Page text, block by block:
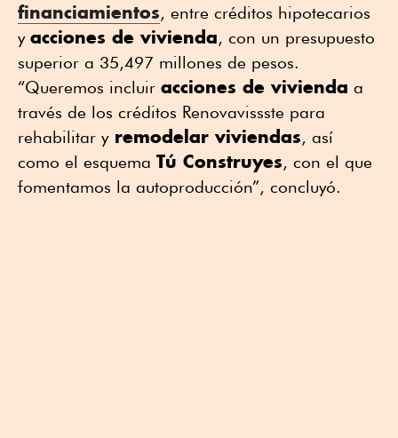
financiamientos, entre créditos hipotecarios
y acciones de vivienda, con un presupuesto
superior a 35,497 millones de pesos.
“Queremos incluir acciones de vivienda a
través de los créditos Renovavissste para
rehabilitar yremodelar viviendas, así
como el esquema Tú Construyes, con el que
fomentamos la autoproducción”, concluyó.